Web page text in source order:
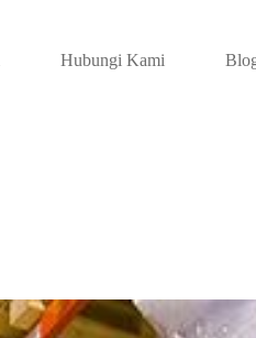
Hubungi Kami